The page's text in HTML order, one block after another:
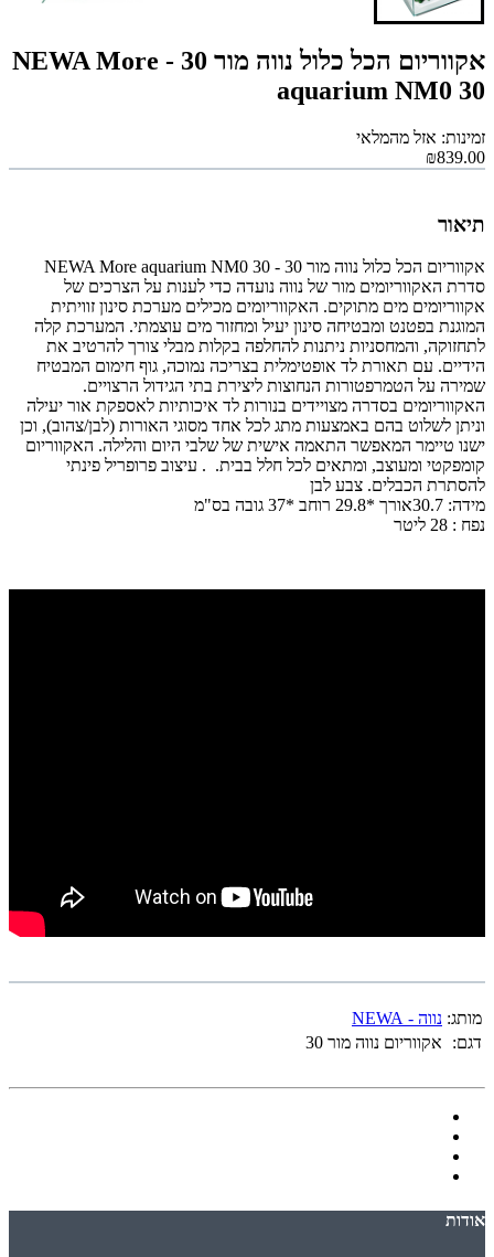
אקווריום הכל כלול נווה מור 30 - NEWA More
aquarium NM0 30
זמינות: אזל מהמלאי
₪839.00
תיאור
אקווריום הכל כלול נווה מור 30 - NEWA More aquarium NM0 30
סדרת האקווריומים מור של נווה נועדה כדי לענות על הצרכים של
אקווריומים מים מתוקים. האקווריומים מכילים מערכת סינון זוויתית
המוגנת בפטנט ומבטיחה סינון יעיל ומחזור מים עוצמתי. המערכת קלה
לתחזוקה, והמחסניות ניתנות להחלפה בקלות מבלי צורך להרטיב את
הידיים. עם תאורת לד אופטימלית בצריכה נמוכה, גוף חימום המבטיח
שמירה על הטמרפטורות הנחוצות ליצירת בתי הגידול הרצויים.
האקווריומים בסדרה מצויידים בנורות לד איכותיות לאספקת אור יעילה
וניתן לשלוט בהם באמצעות מתג לכל אחד מסוגי האורות (לבן/צהוב), וכן
ישנו טיימר המאפשר התאמה אישית של שלבי היום והלילה. האקווריום
קומפקטי ומעוצב, ומתאים לכל חלל בבית. . עיצוב פרופריל פינתי
להסתרת הכבלים. צבע לבן
מידה: 30.7אורך *29.8 רוחב *37 גובה בס"מ
נפח : 28 ליטר
מותג: נווה - NEWA
דגם:
אקווריום נווה מור 30
אודות